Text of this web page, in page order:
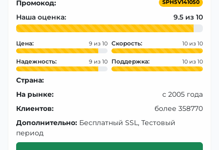
Промокод: SPH5V141050
Наша оценка: 9.5
Цена: 9 Скорость: 10
Надежность: 9 Поддержка: 10
Страна:
На рынке:
с 2005 года
Клиентов:
более 358770
Дополнительно: Бесплатный SSL, Тестовый
период